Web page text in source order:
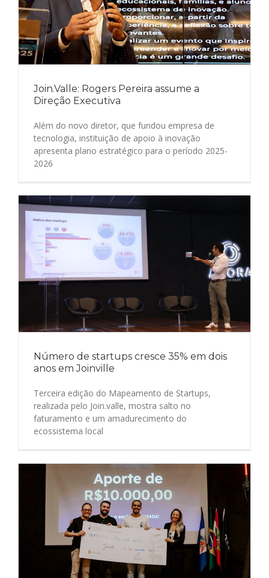
Join.Valle: Rogers Pereira assume a
Direção Executiva
Além do novo diretor, que fundou empresa de
tecnologia, instituição de apoio à inovação
apresenta plano estratégico para o período 2025-
2026
Número de startups cresce 35% em dois
anos em Joinville
Terceira edição do Mapeamento de Startups,
realizada pelo Join.valle, mostra salto no
faturamento e um amadurecimento do
ecossistema local